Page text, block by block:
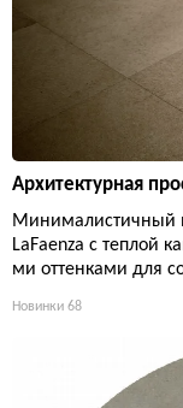
Архитектурная
Минималистичный
LaFaenza с теплой
ми оттенками для
Новинки 68